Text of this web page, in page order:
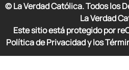
© La Verdad Católica. Todos los
La Verdad
Este sitio está protegido por
Política de Privacidad y los